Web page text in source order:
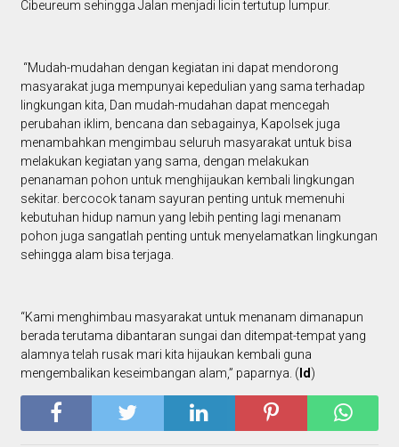
Cibeureum sehingga Jalan menjadi licin tertutup lumpur.
“Mudah-mudahan dengan kegiatan ini dapat mendorong
masyarakat juga mempunyai kepedulian yang sama terhadap
lingkungan kita, Dan mudah-mudahan dapat mencegah
perubahan iklim, bencana dan sebagainya, Kapolsek juga
menambahkan mengimbau seluruh masyarakat untuk bisa
melakukan kegiatan yang sama, dengan melakukan
penanaman pohon untuk menghijaukan kembali lingkungan
sekitar. bercocok tanam sayuran penting untuk memenuhi
kebutuhan hidup namun yang lebih penting lagi menanam
pohon juga sangatlah penting untuk menyelamatkan lingkungan
sehingga alam bisa terjaga.
“Kami menghimbau masyarakat untuk menanam dimanapun
berada terutama dibantaran sungai dan ditempat-tempat yang
alamnya telah rusak mari kita hijaukan kembali guna
mengembalikan keseimbangan alam,” paparnya. ( Id)